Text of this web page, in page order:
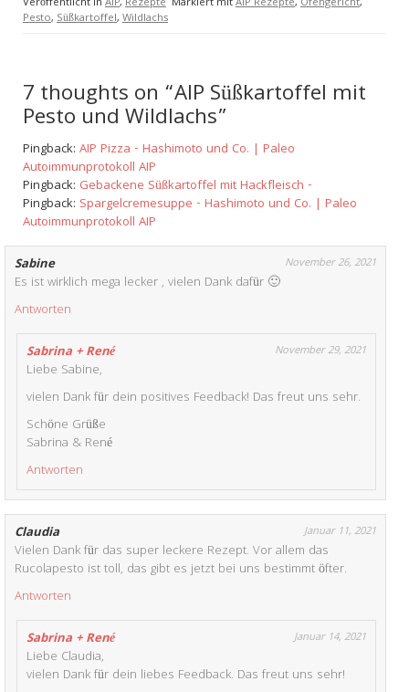
Veröffentlicht in AIP, Rezepte Markiert mitAIP Rezepte, Ofengericht,
Pesto, Süßkartoffel, Wildlachs
7 thoughts on “AIP Süßkartoffel mit
Pesto und Wildlachs”
Pingback: AIP Pizza - Hashimoto und Co. | Paleo
Autoimmunprotokoll AIP
Pingback: Gebackene Süßkartoffel mit Hackfleisch -
Pingback: Spargelcremesuppe - Hashimoto und Co. | Paleo
Autoimmunprotokoll AIP
Sabine November 26, 2021
Es ist wirklich mega lecker , vielen Dank dafür 🙂
Antworten
Sabrina + René November 29, 2021
Liebe Sabine,
vielen Dank für dein positives Feedback! Das freut uns sehr.
Schöne Grüße
Sabrina & René
Antworten
Claudia Januar 11, 2021
Vielen Dank für das super leckere Rezept. Vor allem das
Rucolapesto ist toll, das gibt es jetzt bei uns bestimmt öfter.
Antworten
Sabrina + René Januar 14, 2021
Liebe Claudia,
vielen Dank für dein liebes Feedback. Das freut uns sehr!